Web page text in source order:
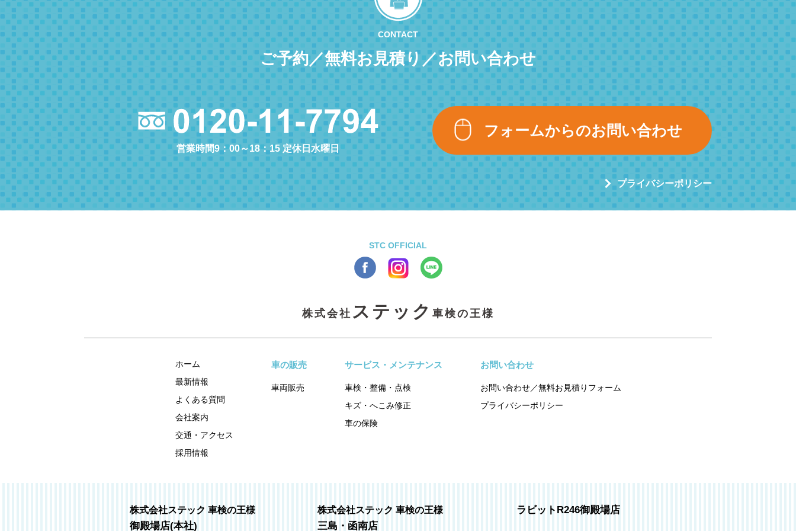
CONTACT
ご予約／無料お見積り／お問い合わせ
営業時間9：00～18：15 定休日水曜日
フォームからのお問い合わせ
プライバシーポリシー
STC OFFICIAL
株式会社ステック 車検の王様
ホーム
最新情報
よくある質問
会社案内
交通・アクセス
採用情報
車の販売
車両販売
サービス・メンテナンス
車検・整備・点検
キズ・へこみ修正
車の保険
お問い合わせ
お問い合わせ／無料お見積りフォーム
プライバシーポリシー
株式会社ステック 車検の王様
御殿場店(本社)
株式会社ステック 車検の王様
三島・函南店
ラビットR246御殿場店